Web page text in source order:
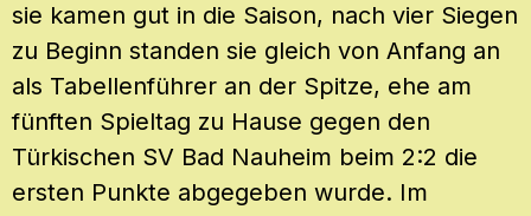
sie kamen gut in die Saison, nach vier Siegen
zu Beginn standen sie gleich von Anfang an
als Tabellenführer an der Spitze, ehe am
fünften Spieltag zu Hause gegen den
Türkischen SV Bad Nauheim beim 2:2 die
ersten Punkte abgegeben wurde. Im